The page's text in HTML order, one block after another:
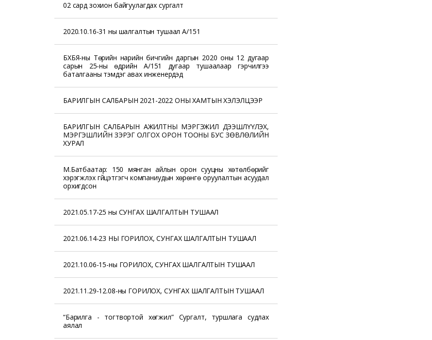
02 сард зохион байгуулагдах сургалт
2020.10.16-31 ны шалгалтын тушаал А/151
БХБЯ-ны Төрийн нарийн бичгийн даргын 2020 оны 12 дугаар
сарын 25-ны өдрийн А/151 дугаар тушаалаар гэрчилгээ
баталгааны тэмдэг авах инженерүүдэд
БАРИЛГЫН САЛБАРЫН 2021-2022 ОНЫ ХАМТЫН ХЭЛЭЛЦЭЭР
БАРИЛГЫН САЛБАРЫН АЖИЛТНЫ МЭРГЭЖИЛ ДЭЭШЛҮҮЛЭХ,
МЭРГЭШЛИЙН ЗЭРЭГ ОЛГОХ ОРОН ТООНЫ БУС ЗӨВЛӨЛИЙН
ХУРАЛ
М.Батбаатар: 150 мянган айлын орон сууцны хөтөлбөрийг
хэрэгжүүлэх гүйцэтгэгч компаниудын хөрөнгө оруулалтын асуудал
орхигдсон
2021.05.17-25 ны СУНГАХ ШАЛГАЛТЫН ТУШААЛ
2021.06.14-23 НЫ ГОРИЛОХ, СУНГАХ ШАЛГАЛТЫН ТУШААЛ
2021.10.06-15-ны ГОРИЛОХ, СУНГАХ ШАЛГАЛТЫН ТУШААЛ
2021.11.29-12.08-ны ГОРИЛОХ, СУНГАХ ШАЛГАЛТЫН ТУШААЛ
“Барилга - тогтвортой хөгжил” Сургалт, туршлага судлах
аялал